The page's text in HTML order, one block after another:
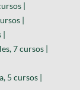
|
|
|
7 cursos |
5 cursos |